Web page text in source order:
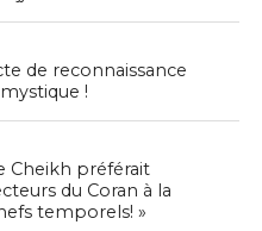
de reconnaissance
!
Cheikh préférait
du Coran à la
temporels! »